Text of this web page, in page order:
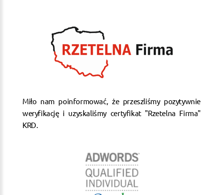
Miło nam poinformować, że przeszliśmy pozytywnie
weryfikację i uzyskaliśmy certyfikat "Rzetelna Firma"
KRD.